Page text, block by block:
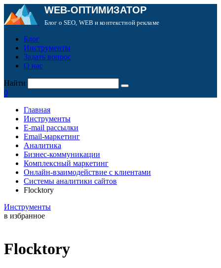
WEB-ОПТИМИЗАТОР
Блог о SEO, WEB и контекстной рекламе
Блог
Инструменты
Задать вопрос
О нас
Найти
0
Главная
Инструменты
E-mail рассылки
Email-маркетинг
Аналитика
Бизнес-коммуникации
Комплексный маркетинг
Онлайн-взаимодействие с клиентами
Системы аналитики сайтов
Flocktory
Инструменты
в избранное
Flocktory